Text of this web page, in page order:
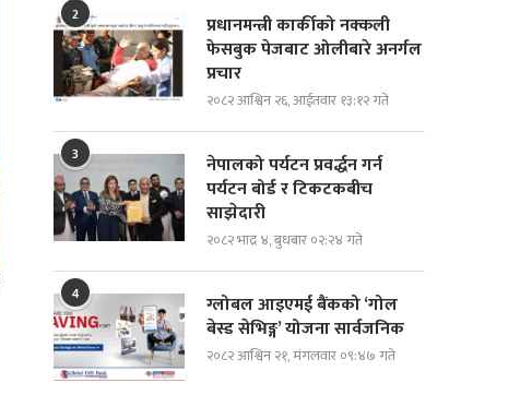
2
प्रधानमन्त्री कार्कीको नक्कली
फेसबुक पेजबाट ओलीबारे अनर्गल
प्रचार
२०८२ आश्विन २६, आईतवार १३:१२ गते
3
नेपालको पर्यटन प्रवर्द्धन गर्न
पर्यटन बोर्ड र टिकटकबीच
साझेदारी
२०८२ भाद्र ४, बुधबार ०२:२४ गते
4
ग्लोबल आइएमई बैंकको ‘गोल
बेस्ड सेभिङ्ग’ योजना सार्वजनिक
२०८२ आश्विन २१, मंगलवार ०९:४७ गते